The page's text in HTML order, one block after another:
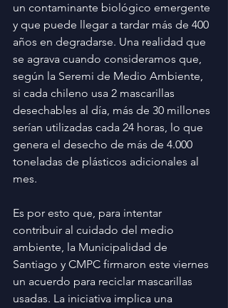
un contaminante biológico emergente
y que puede llegar a tardar más de 400
años en degradarse. Una realidad que
se agrava cuando consideramos que,
según la Seremi de Medio Ambiente,
si cada chileno usa 2 mascarillas
desechables al día, más de 30 millones
serían utilizadas cada 24 horas, lo que
genera el desecho de más de 4.000
toneladas de plásticos adicionales al
mes.
Es por esto que, para intentar
contribuir al cuidado del medio
ambiente, la Municipalidad de
Santiago y CMPC firmaron este viernes
un acuerdo para reciclar mascarillas
usadas. La iniciativa implica una